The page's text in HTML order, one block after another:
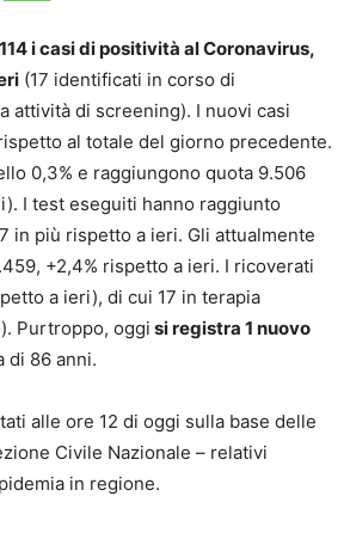
i casi di positività al Coronavirus,
(17 identificati in corso di
attività di screening). I nuovi casi
al totale del giorno precedente.
0,3% e raggiungono quota 9.506
I test eseguiti hanno raggiunto
in più rispetto a ieri. Gli attualmente
+2,4% rispetto a ieri. I ricoverati
a ieri), di cui 17 in terapia
Purtroppo, oggi si registra 1 nuovo
di 86 anni.
alle ore 12 di oggi sulla base delle
Civile Nazionale – relativi
in regione.